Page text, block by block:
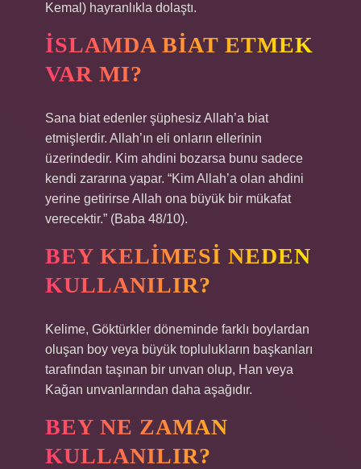
Kemal) hayranlıkla dolaştı.
İSLAMDA BIAT ETMEK
VAR MI?
Sana biat edenler şüphesiz Allah’a biat
etmişlerdir. Allah’ın eli onların ellerinin
üzerindedir. Kim ahdini bozarsa bunu sadece
kendi zararına yapar. “Kim Allah’a olan ahdini
yerine getirirse Allah ona büyük bir mükafat
verecektir.” (Baba 48/10).
BEY KELIMESI NEDEN
KULLANILIR?
Kelime, Göktürkler döneminde farklı boylardan
oluşan boy veya büyük toplulukların başkanları
tarafından taşınan bir unvan olup, Han veya
Kağan unvanlarından daha aşağıdır.
BEY NE ZAMAN
KULLANILIR?